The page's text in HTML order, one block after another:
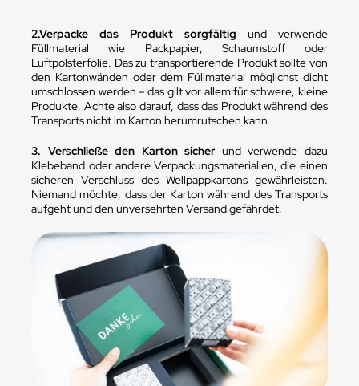
2.Verpacke das Produkt sorgfältig und verwende
Füllmaterial wie Packpapier, Schaumstoff oder
Luftpolsterfolie. Das zu transportierende Produkt sollte von
den Kartonwänden oder dem Füllmaterial möglichst dicht
umschlossen werden – das gilt vor allem für schwere, kleine
Produkte. Achte also darauf, dass das Produkt während des
Transports nicht im Karton herumrutschen kann.
3. Verschließe den Karton sicherund verwende dazu
Klebeband oder andere Verpackungsmaterialien, die einen
sicheren Verschluss des Wellpappkartons gewährleisten.
Niemand möchte, dass der Karton während des Transports
aufgeht und den unversehrten Versand gefährdet.